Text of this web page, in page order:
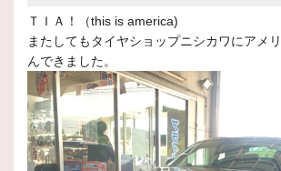
ＴＩＡ！（this is america)
またしてもタイヤショップニシカワにアメ
んできました。